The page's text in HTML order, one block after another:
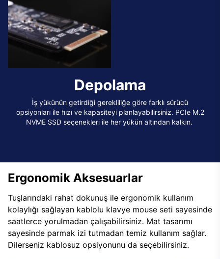
Depolama
İş yükünün getirdiği gerekliliğe göre farklı sürücü
opsiyonları ile hızı ve kapasiteyi planlayabilirsiniz. PCIe M.2
NVME SSD seçenekleri ile her yükün altından kalkın.
Ergonomik Aksesuarlar
Tuşlarındaki rahat dokunuş ile ergonomik kullanım
kolaylığı sağlayan kablolu klavye mouse seti sayesinde
saatlerce yorulmadan çalışabilirsiniz. Mat tasarımı
sayesinde parmak izi tutmadan temiz kullanım sağlar.
Dilerseniz kablosuz opsiyonunu da seçebilirsiniz.